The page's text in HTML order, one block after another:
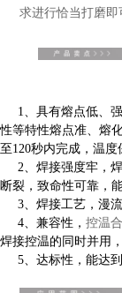
求进行恰当打磨即
1
具有熔点低、
性等特性熔点准、熔
至120秒内完成，温度
2 、焊接强度牢，
断裂，致命性可靠，
3 、焊接工艺，漫
4 、兼容性， 控温
焊接控温的同时并用
5 、达标性，能达